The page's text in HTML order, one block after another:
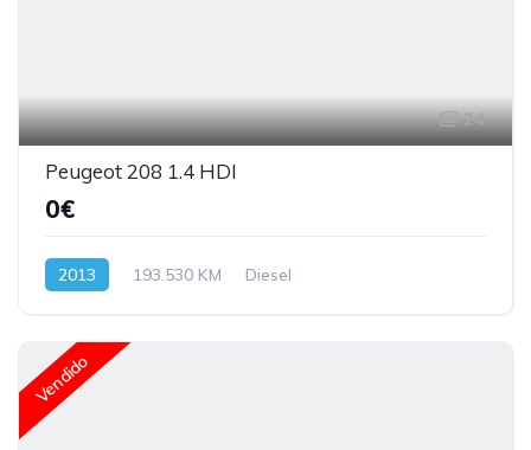
24
Peugeot 208 1.4 HDI
0€
2013 193.530 KM Diesel
Vendido